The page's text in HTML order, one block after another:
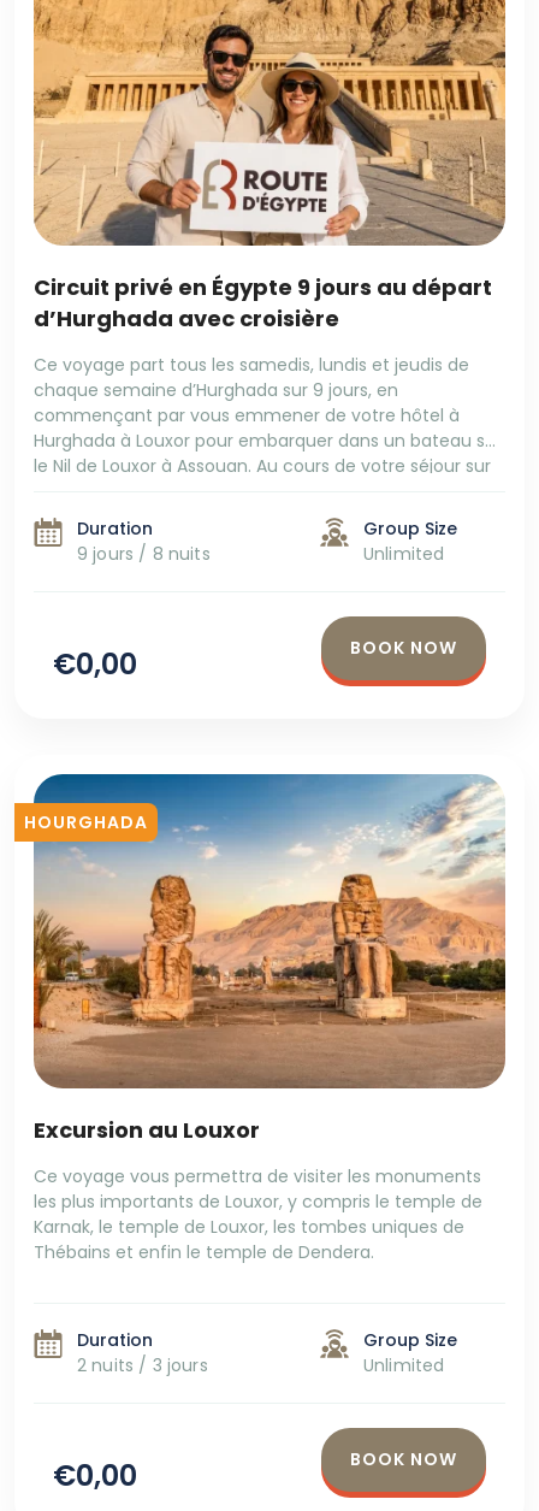
Circuit privé en Égypte 9 jours au départ
d’Hurghada avec croisière
Ce voyage part tous les samedis, lundis et jeudis de
chaque semaine d’Hurghada sur 9 jours, en
commençant par vous emmener de votre hôtel à
Hurghada à Louxor pour embarquer dans un bateau sur
le Nil de Louxor à Assouan. Au cours de votre séjour sur
Duration
9 jours / 8 nuits
Group Size
Unlimited
€0,00 BOOK NOW
HOURGHADA
Excursion au Louxor
Ce voyage vous permettra de visiter les monuments
les plus importants de Louxor, y compris le temple de
Karnak, le temple de Louxor, les tombes uniques de
Thébains et enfin le temple de Dendera.
Duration
2 nuits / 3 jours
Group Size
Unlimited
€0,00 BOOK NOW